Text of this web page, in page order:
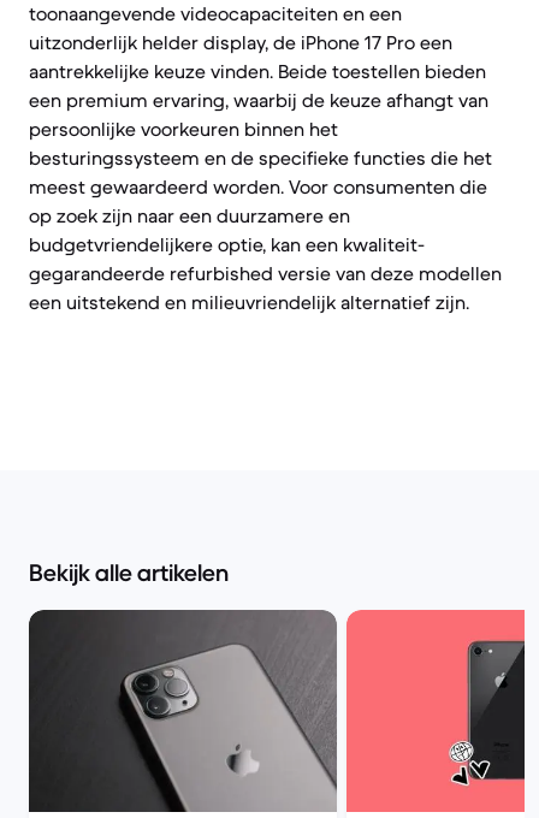
toonaangevende videocapaciteiten en een
uitzonderlijk helder display, de iPhone 17 Pro een
aantrekkelijke keuze vinden. Beide toestellen bieden
een premium ervaring, waarbij de keuze afhangt van
persoonlijke voorkeuren binnen het
besturingssysteem en de specifieke functies die het
meest gewaardeerd worden. Voor consumenten die
op zoek zijn naar een duurzamere en
budgetvriendelijkere optie, kan een kwaliteit-
gegarandeerde refurbished versie van deze modellen
een uitstekend en milieuvriendelijk alternatief zijn.
Bekijk alle artikelen